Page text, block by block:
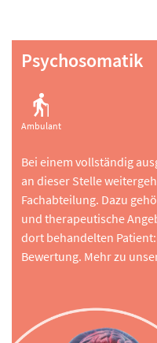
Psychosomatik
Ambulant
Bei einem vollständig
an dieser Stelle
Fachabteilung. Dazu
und therapeutische
dort behandelten
Bewertung. Mehr zu